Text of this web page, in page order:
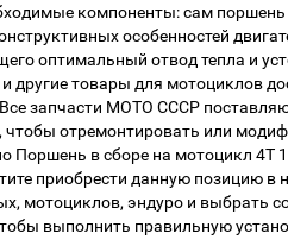
компоненты: сам
особенностей
оптимальный отвод тепла и
другие товары для мотоциклов
запчасти МОТО СССР
чтобы отремонтировать или
в сборе на мотоцикл 4Т
приобрести данную позицию
мотоциклов, эндуро и
выполнить правильную